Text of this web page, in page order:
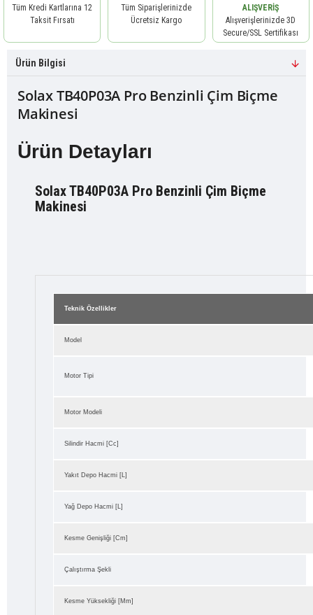
Tüm Kredi Kartlarına 12
Taksit Fırsatı
Tüm Siparişlerinizde
Ücretsiz Kargo
ALIŞVERIŞ
Alışverişlerinizde 3D
Secure/SSL Sertifikası
Ürün Bilgisi
Solax TB40P03A Pro Benzinli Çim Biçme
Makinesi
Ürün Detayları
Solax TB40P03A Pro Benzinli Çim Biçme
Makinesi
Teknik Özellikler
Model
Motor Tipi
Motor Modeli
Silindir Hacmi [cc]
Yakıt Depo Hacmi [L]
Yağ Depo Hacmi [L]
Kesme Genişliği [cm]
Çalıştırma Şekli
Kesme Yüksekliği [mm]